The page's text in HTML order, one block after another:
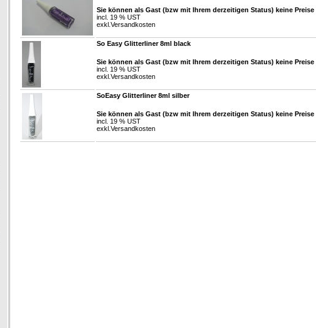
Sie können als Gast (bzw mit Ihrem derzeitigen Status) keine Preise
incl. 19 % UST
exkl. Versandkosten
So Easy Glitterliner 8ml black
Sie können als Gast (bzw mit Ihrem derzeitigen Status) keine Preise
incl. 19 % UST
exkl. Versandkosten
SoEasy Glitterliner 8ml silber
Sie können als Gast (bzw mit Ihrem derzeitigen Status) keine Preise
incl. 19 % UST
exkl. Versandkosten